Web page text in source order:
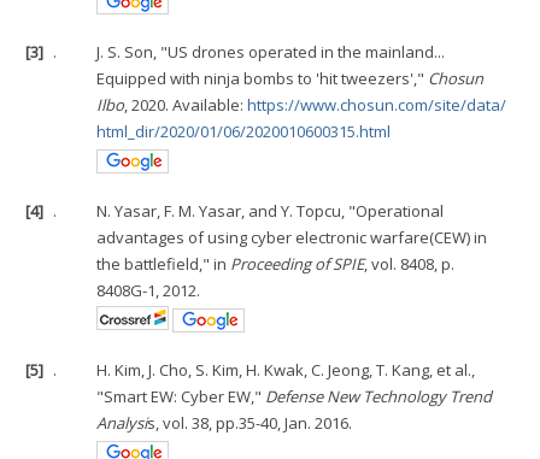
[3] .
J. S. Son, "US drones operated in the mainland...
Equipped with ninja bombs to 'hit tweezers'," Chosun
Ilbo, 2020. Available:https://www.chosun.com/site/data/
html_dir/2020/01/06/2020010600315.html
[4] .
N. Yasar, F. M. Yasar, and Y. Topcu, "Operational
advantages of using cyber electronic warfare(CEW) in
the battlefield," in Proceeding of SPIE, vol. 8408, p.
8408G-1, 2012.
[5] .
H. Kim, J. Cho, S. Kim, H. Kwak, C. Jeong, T. Kang, et al.,
"Smart EW: Cyber EW," Defense New Technology Trend
Analysis, vol. 38, pp.35-40, Jan. 2016.